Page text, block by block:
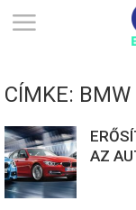
ONBRANDS
ÉRTÉK
CÍMKE: BMW
AZ